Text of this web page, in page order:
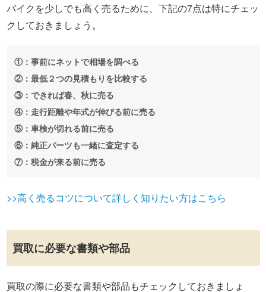
バイクを少しでも高く売るために、下記の7点は特にチェッ
クしておきましょう。
①：事前にネットで相場を調べる
②：最低２つの見積もりを比較する
③：できれば春、秋に売る
④：走行距離や年式が伸びる前に売る
⑤：車検が切れる前に売る
⑥：純正パーツも一緒に査定する
⑦：税金が来る前に売る
>>高く売るコツについて詳しく知りたい方はこちら
買取に必要な書類や部品
買取の際に必要な書類や部品もチェックしておきましょ